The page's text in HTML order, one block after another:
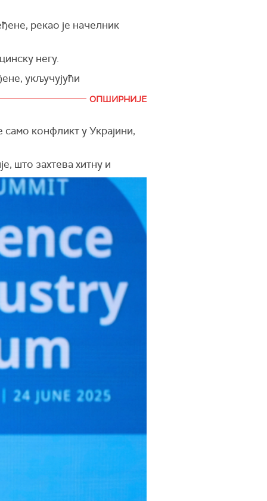
кући када је сукоб
рекао је начелник
негу.
укључујући
у тешком стању.
19 школа, 10 вртића,
амбуланте и
убијене су у Самари, у
ОПШИРНИЈЕ
само конфликт у Украјини,
што захтева хитну и
оне од Сједињених
размишља само о рату –
год убија – живи. То
пленарне седнице Форума
спремни. Да би се Путин
нагласио је украјински
пет одсто БДП-а
за одбрану усмери на
ово, а захвални смо онима
као што је Немачка
35 милијарди долара.
долара. Он